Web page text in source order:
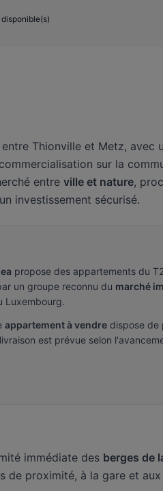
Thionville et Metz, avec
sur la
entre ville et nature,
investissement sécurisé.
propose des appartements du
un groupe reconnu du marché
Luxembourg.
appartement à vendre dispose de
est prévue selon
immédiate des berges de
de proximité, à la gare et